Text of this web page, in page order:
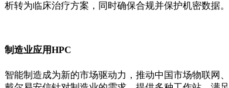
析转为临床治疗方案，同时确保合规并保护机密数据。
制造业应用HPC
智能制造成为新的市场驱动力，推动中国市场物联网